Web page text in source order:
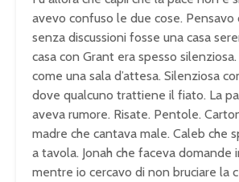
avevo confuso le due cose. Pensavo
senza discussioni fosse una casa
casa con Grant era spesso
come una sala d’attesa. Silenziosa
dove qualcuno trattiene il fiato. La
aveva rumore. Risate. Pentole.
madre che cantava male. Caleb che
a tavola. Jonah che faceva domande
mentre io cercavo di non bruciare la